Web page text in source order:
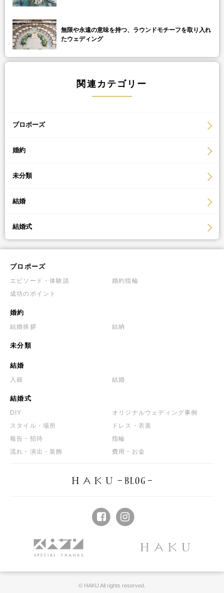
無限や永遠の意味を持つ、ラウンドモチーフを取り入れ
たウェディング
関連カテゴリー
プロポーズ
婚約
未分類
結婚
結婚式
プロポーズ
エピソード・体験談
婚約指輪
成功のポイント
婚約
結婚挨拶 結納
未分類
結婚
入籍 結婚
結婚式
DIY
オリジナルウェディング事例
スタイル・場所
ドレス・衣装
報告・招待
指輪
流れ・演出・装飾
費用・お金
© HAKU All rights reserved.